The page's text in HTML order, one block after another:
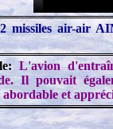
2 missiles air-air
L'avion
Il pouvait
et